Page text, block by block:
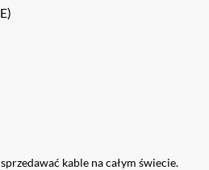
kable na całym świecie.